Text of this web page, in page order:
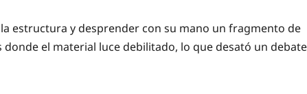
estructura y desprender con su mano un fragmento de
el material luce debilitado, lo que desató un debate